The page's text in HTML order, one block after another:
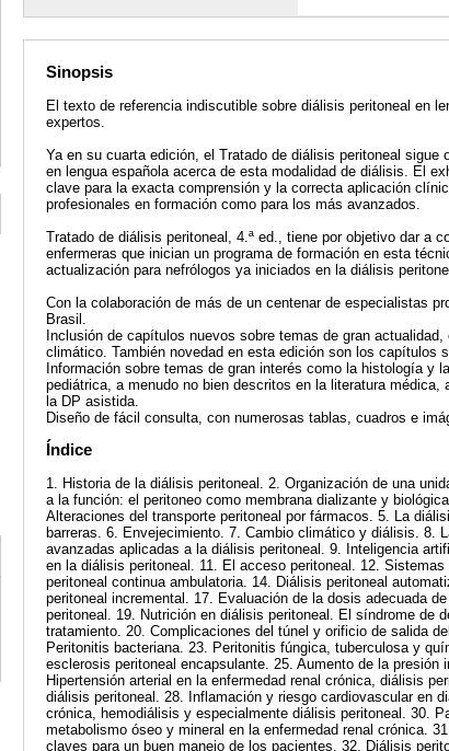
Sinopsis
El texto de referencia indiscutible sobre diálisis peritoneal en
expertos.
Ya en su cuarta edición, el Tratado de diálisis peritoneal
en lengua española acerca de esta modalidad de diálisis. El
clave para la exacta comprensión y la correcta aplicación
profesionales en formación como para los más avanzados.
Tratado de diálisis peritoneal, 4.ª ed., tiene por objetivo dar a
enfermeras que inician un programa de formación en esta
actualización para nefrólogos ya iniciados en la diálisis
Con la colaboración de más de un centenar de especialistas
Brasil.
Inclusión de capítulos nuevos sobre temas de gran
climático. También novedad en esta edición son los capítulos
Información sobre temas de gran interés como la histología y
pediátrica, a menudo no bien descritos en la literatura
la DP asistida.
Diseño de fácil consulta, con numerosas tablas, cuadros e
Índice
1. Historia de la diálisis peritoneal. 2. Organización de una
a la función: el peritoneo como membrana dializante y
Alteraciones del transporte peritoneal por fármacos. 5. La
barreras. 6. Envejecimiento. 7. Cambio climático y diálisis. 8.
avanzadas aplicadas a la diálisis peritoneal. 9. Inteligencia
en la diálisis peritoneal. 11. El acceso peritoneal. 12.
peritoneal continua ambulatoria. 14. Diálisis peritoneal
peritoneal incremental. 17. Evaluación de la dosis adecuada
peritoneal. 19. Nutrición en diálisis peritoneal. El síndrome de
tratamiento. 20. Complicaciones del túnel y orificio de salida
Peritonitis bacteriana. 23. Peritonitis fúngica, tuberculosa y
esclerosis peritoneal encapsulante. 25. Aumento de la
Hipertensión arterial en la enfermedad renal crónica, diálisis
diálisis peritoneal. 28. Inflamación y riesgo cardiovascular en
crónica, hemodiálisis y especialmente diálisis peritoneal. 30.
metabolismo óseo y mineral en la enfermedad renal crónica.
claves para un buen manejo de los pacientes. 32. Diálisis